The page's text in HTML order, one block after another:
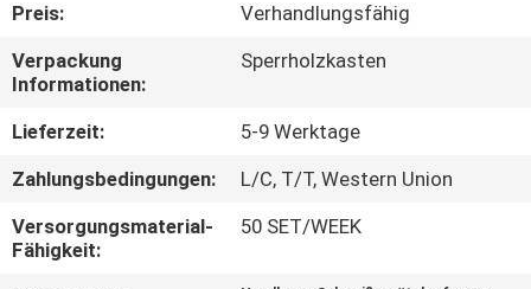
FABRIK-
TOUR
QUALITÄTSKONTROLLE
KONTAKTIERE
Preis:
Verhandlungsfähig
Verpackung
Informationen:
Sperrholzkasten
Lieferzeit:
5-9 Werktage
Zahlungsbedingungen:
L/C, T/T, Western Union
Versorgungsmaterial-
Fähigkeit:
50 SET/WEEK